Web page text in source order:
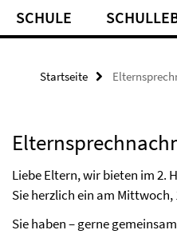
SCHULE
Startseite
Liebe Eltern, wir bieten im 2.
Sie herzlich ein am Mittwoch,
Sie haben – gerne